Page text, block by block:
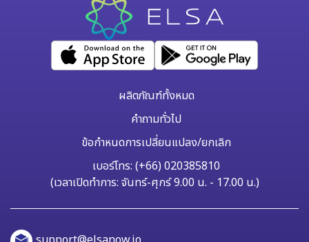
ผลิตภัณฑ์ทั้งหมด
คำถามทั่วไป
ข้อกำหนดการเปลี่ยนแปลง/ยกเลิก
เบอร์โทร: (+66) 020385810
(เวลาเปิดทำการ: จันทร์-ศุกร์ 9.00 น. - 17.00 น.)